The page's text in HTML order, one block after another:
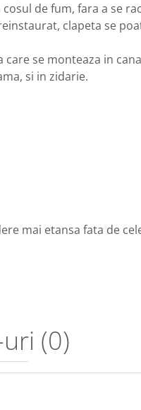
de fum, fara a se
clapeta se
se monteaza in
si in zidarie.
mai etansa fata de
(0)